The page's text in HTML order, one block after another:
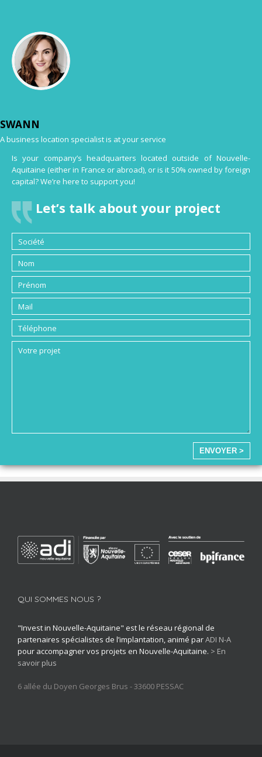
SWANN
A business location specialist is at your service
Is your company’s headquarters located outside of Nouvelle-
Aquitaine (either in France or abroad), or is it 50% owned by foreign
capital? We’re here to support you!
Let’s talk about your project
ENVOYER >
QUI SOMMES NOUS ?
"Invest in Nouvelle-Aquitaine" est le réseau régional de
partenaires spécialistes de l’implantation, animé parADI N-A
pour accompagner vos projets en Nouvelle-Aquitaine. > En
savoir plus
6 allée du Doyen Georges Brus - 33600 PESSAC